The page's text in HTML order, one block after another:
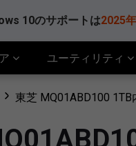
10のサポートは2025
ユーティリティ
東芝 MQ01ABD100